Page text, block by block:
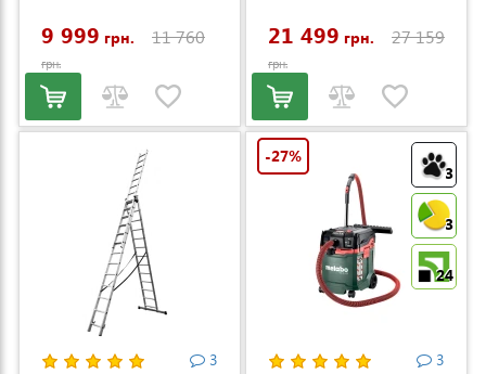
9 999 грн. 11 760
грн.
21 499 грн. 27 159
грн.
3
3
3
24
-27%
3